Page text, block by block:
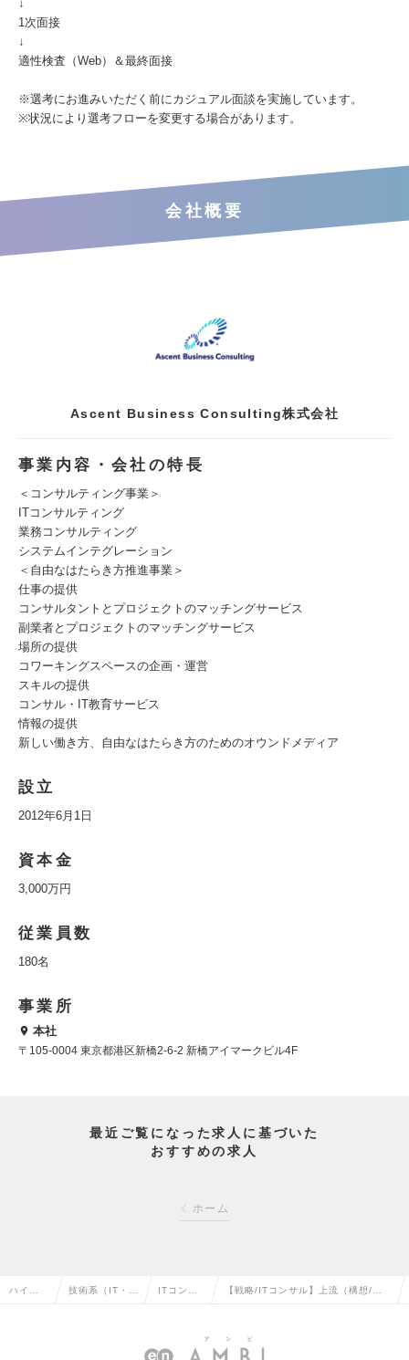
↓
1次面接
↓
適性検査（Web）＆最終面接
※選考にお進みいただく前にカジュアル面談を実施しています。
※状況により選考フローを変更する場合があります。
会社概要
Ascent Business Consulting株式会社
事業内容・会社の特長
＜コンサルティング事業＞
ITコンサルティング
業務コンサルティング
システムインテグレーション
＜自由なはたらき方推進事業＞
仕事の提供
コンサルタントとプロジェクトのマッチングサービス
副業者とプロジェクトのマッチングサービス
場所の提供
コワーキングスペースの企画・運営
スキルの提供
コンサル・IT教育サービス
情報の提供
新しい働き方、自由なはたらき方のためのオウンドメディア
設立
2012年6月1日
資本金
3,000万円
従業員数
180名
事業所
本社
〒105-0004 東京都港区新橋2-6-2 新橋アイマークビル4F
最近ご覧になった求人に基づいた
おすすめの求人
ホーム
ハイク 技術系（IT・W ITコンサ
の転職
【戦略/ITコンサル】上流（構想/ロ
げるの求人情報